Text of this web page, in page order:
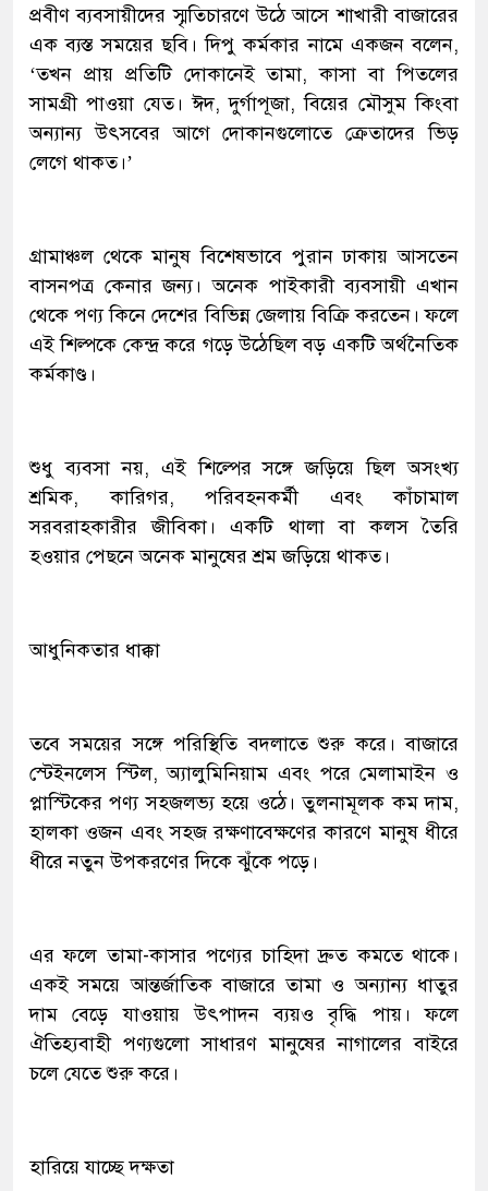
প্রবীণ ব্যবসায়ীদের স্মৃতিচারণে উঠে আসে শাখারী বাজারের
এক ব্যস্ত সময়ের ছবি। দিপু কর্মকার নামে একজন বলেন,
‘তখন প্রায় প্রতিটি দোকানেই তামা, কাসা বা পিতলের
সামগ্রী পাওয়া যেত। ঈদ, দুর্গাপূজা, বিয়ের মৌসুম কিংবা
অন্যান্য উৎসবের আগে দোকানগুলোতে ক্রেতাদের ভিড়
লেগে থাকত।’
গ্রামাঞ্চল থেকে মানুষ বিশেষভাবে পুরান ঢাকায় আসতেন
বাসনপত্র কেনার জন্য। অনেক পাইকারী ব্যবসায়ী এখান
থেকে পণ্য কিনে দেশের বিভিন্ন জেলায় বিক্রি করতেন। ফলে
এই শিল্পকে কেন্দ্র করে গড়ে উঠেছিল বড় একটি অর্থনৈতিক
কর্মকাণ্ড।
শুধু ব্যবসা নয়, এই শিল্পের সঙ্গে জড়িয়ে ছিল অসংখ্য
শ্রমিক, কারিগর, পরিবহনকর্মী এবং কাঁচামাল
সরবরাহকারীর জীবিকা। একটি থালা বা কলস তৈরি
হওয়ার পেছনে অনেক মানুষের শ্রম জড়িয়ে থাকত।
আধুনিকতার ধাক্কা
তবে সময়ের সঙ্গে পরিস্থিতি বদলাতে শুরু করে। বাজারে
স্টেইনলেস স্টিল, অ্যালুমিনিয়াম এবং পরে মেলামাইন ও
প্লাস্টিকের পণ্য সহজলভ্য হয়ে ওঠে। তুলনামূলক কম দাম,
হালকা ওজন এবং সহজ রক্ষণাবেক্ষণের কারণে মানুষ ধীরে
ধীরে নতুন উপকরণের দিকে ঝুঁকে পড়ে।
এর ফলে তামা-কাসার পণ্যের চাহিদা দ্রুত কমতে থাকে।
একই সময়ে আন্তর্জাতিক বাজারে তামা ও অন্যান্য ধাতুর
দাম বেড়ে যাওয়ায় উৎপাদন ব্যয়ও বৃদ্ধি পায়। ফলে
ঐতিহ্যবাহী পণ্যগুলো সাধারণ মানুষের নাগালের বাইরে
চলে যেতে শুরু করে।
হারিয়ে যাচ্ছে দক্ষতা